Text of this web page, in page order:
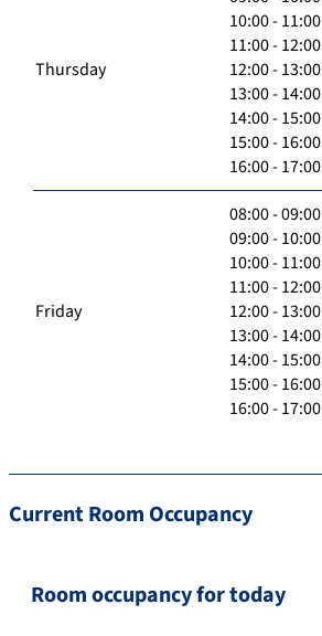
Thursday
10:00 - 11:00
11:00 - 12:00
12:00 - 13:00
13:00 - 14:00
14:00 - 15:00
15:00 - 16:00
16:00 - 17:00
Friday
08:00 - 09:00
09:00 - 10:00
10:00 - 11:00
11:00 - 12:00
12:00 - 13:00
13:00 - 14:00
14:00 - 15:00
15:00 - 16:00
16:00 - 17:00
Current Room Occupancy
Room occupancy for today